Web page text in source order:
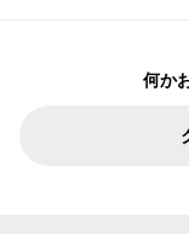
何か